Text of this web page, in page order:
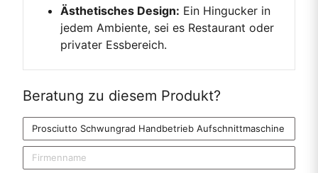
Ästhetisches Design: Ein Hingucker in
jedem Ambiente, sei es Restaurant oder
privater Essbereich.
Beratung zu diesem Produkt?
Produkt
Firmenname